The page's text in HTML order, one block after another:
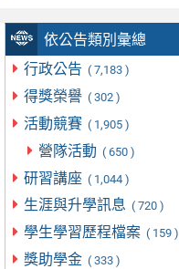
依公告類別彙總
行政公告 ( 7,183 )
得獎榮譽 ( 302 )
活動競賽 ( 1,905 )
營隊活動 ( 650 )
研習講座 ( 1,044 )
生涯與升學訊息 ( 720 )
學生學習歷程檔案 ( 159 )
獎助學金 ( 333 )